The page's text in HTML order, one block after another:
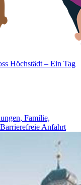
Höchstädt – Ein Tag
Familie,
Anfahrt